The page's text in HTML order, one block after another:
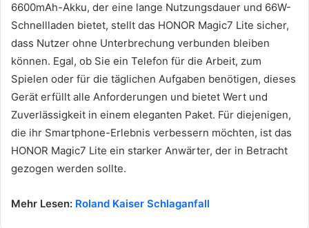
6600mAh-Akku, der eine lange Nutzungsdauer und 66W-
Schnellladen bietet, stellt das HONOR Magic7 Lite sicher,
dass Nutzer ohne Unterbrechung verbunden bleiben
können. Egal, ob Sie ein Telefon für die Arbeit, zum
Spielen oder für die täglichen Aufgaben benötigen, dieses
Gerät erfüllt alle Anforderungen und bietet Wert und
Zuverlässigkeit in einem eleganten Paket. Für diejenigen,
die ihr Smartphone-Erlebnis verbessern möchten, ist das
HONOR Magic7 Lite ein starker Anwärter, der in Betracht
gezogen werden sollte.
Mehr Lesen: Roland Kaiser Schlaganfall